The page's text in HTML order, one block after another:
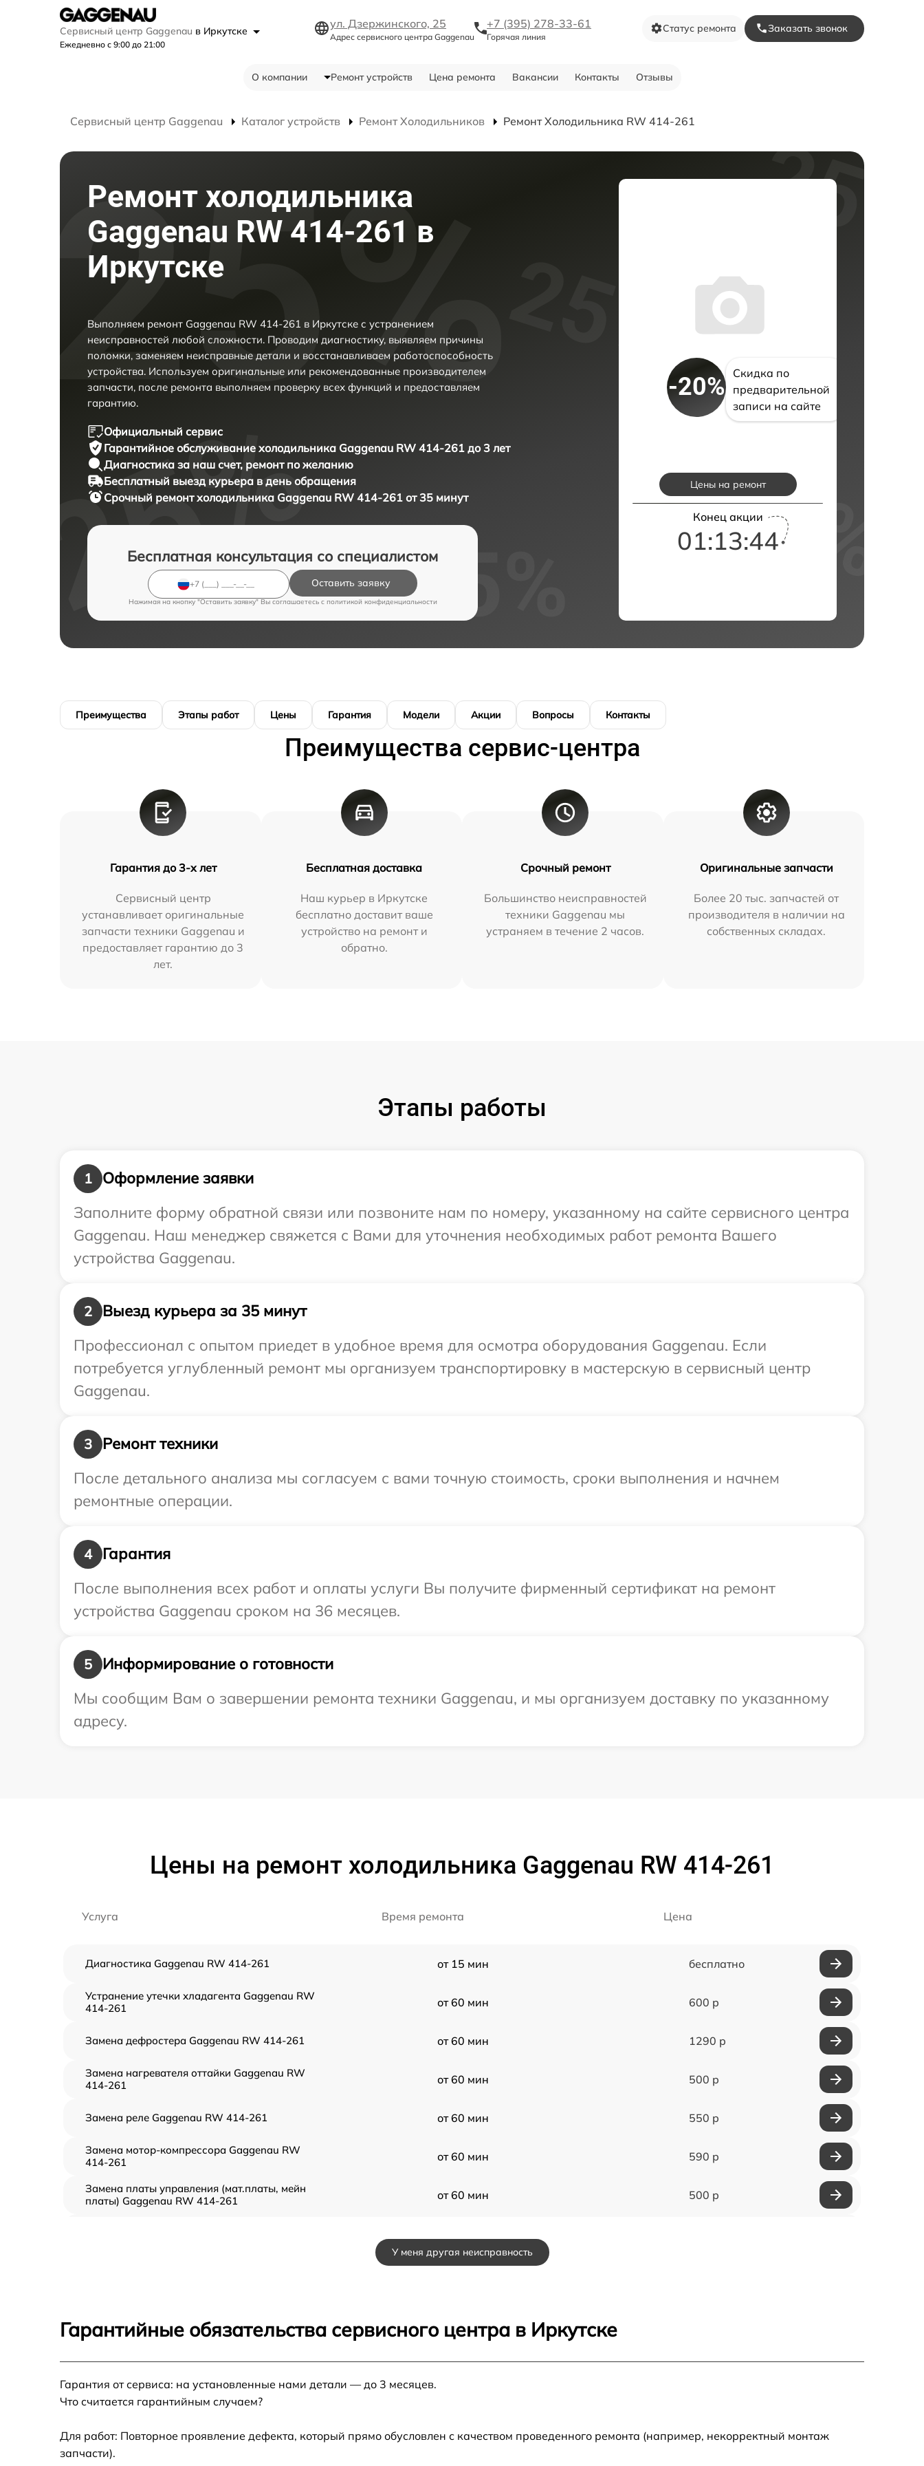
Сервисный центр Gaggenau в Иркутске
Ежедневно с 9:00 до 21:00
ул. Дзержинского, 25
Адрес сервисного центра Gaggenau
+7 (395) 278-33-61
Горячая линия
Статус ремонта Заказать звонок
О компании Ремонт устройств Цена ремонта Вакансии Контакты Отзывы
Сервисный центр Gaggenau Каталог устройств Ремонт Холодильников Ремонт Холодильника RW 414-261
Ремонт холодильника
Gaggenau RW 414-261 в
Иркутске
Выполняем ремонт Gaggenau RW 414-261 в Иркутске с устранением
неисправностей любой сложности. Проводим диагностику, выявляем причины
поломки, заменяем неисправные детали и восстанавливаем работоспособность
устройства. Используем оригинальные или рекомендованные производителем
запчасти, после ремонта выполняем проверку всех функций и предоставляем
гарантию.
Официальный сервис
Гарантийное обслуживание холодильника Gaggenau RW 414-261 до 3 лет
Диагностика за наш счет, ремонт по желанию
Бесплатный выезд курьера в день обращения
Срочный ремонтхолодильника Gaggenau RW 414-261 от 35 минут
Бесплатная консультация со специалистом
Оставить заявку
Нажимая на кнопку "Оставить заявку" Вы соглашаетесь c политикой конфиденциальности
-20%
Скидка по
предварительной
записи на сайте
Цены на ремонт
Конец акции
01:13:43
Преимущества Этапы работ Цены Гарантия Модели Акции Вопросы Контакты
Преимущества сервис-центра
Гарантия до 3-х лет
Сервисный центр
устанавливает оригинальные
запчасти техники Gaggenau и
предоставляет гарантию до 3
лет.
Бесплатная доставка
Наш курьер в Иркутске
бесплатно доставит ваше
устройство на ремонт и
обратно.
Срочный ремонт
Большинство неисправностей
техники Gaggenau мы
устраняем в течение 2 часов.
Оригинальные запчасти
Более 20 тыс. запчастей от
производителя в наличии на
собственных складах.
Этапы работы
1
Оформление заявки
Заполните форму обратной связи или позвоните нам по номеру, указанному на сайте сервисного центра
Gaggenau. Наш менеджер свяжется с Вами для уточнения необходимых работ ремонта Вашего
устройства Gaggenau.
2
Выезд курьера за 35 минут
Профессионал с опытом приедет в удобное время для осмотра оборудования Gaggenau. Если
потребуется углубленный ремонт мы организуем транспортировку в мастерскую в сервисный центр
Gaggenau.
3
Ремонт техники
После детального анализа мы согласуем с вами точную стоимость, сроки выполнения и начнем
ремонтные операции.
4
Гарантия
После выполнения всех работ и оплаты услуги Вы получите фирменный сертификат на ремонт
устройства Gaggenau сроком на 36 месяцев.
5
Информирование о готовности
Мы сообщим Вам о завершении ремонта техники Gaggenau, и мы организуем доставку по указанному
адресу.
Цены на ремонт холодильника Gaggenau RW 414-261
Услуга Время ремонта Цена
Диагностика Gaggenau RW 414-261 от 15 мин бесплатно
Устранение утечки хладагента Gaggenau RW
414-261
от 60 мин 600 р
Замена дефростера Gaggenau RW 414-261 от 60 мин 1290 р
Замена нагревателя оттайки Gaggenau RW
414-261
от 60 мин 500 р
Замена реле Gaggenau RW 414-261 от 60 мин 550 р
Замена мотор-компрессора Gaggenau RW
414-261
от 60 мин 590 р
Замена платы управления (мат.платы, мейн
платы) Gaggenau RW 414-261
от 60 мин 500 р
Замена электросхемы Gaggenau RW 414-261
Устранение засора трубопровода Gaggenau
У меня другая неисправность
Гарантийные обязательства сервисного центра в Иркутске
Гарантия от сервиса: на установленные нами детали — до 3 месяцев.
Что считается гарантийным случаем?
Для работ: Повторное проявление дефекта, который прямо обусловлен с качеством проведенного ремонта (например, некорректный монтаж
запчасти).